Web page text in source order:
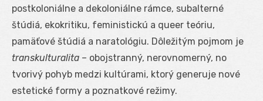
postkoloniálne a dekoloniálne rámce, subalterné
štúdiá, ekokritiku, feministickú a queer teóriu,
pamäťové štúdiá a naratológiu. Dôležitým pojmom je
transkulturalita – obojstranný, nerovnomerný, no
tvorivý pohyb medzi kultúrami, ktorý generuje nové
estetické formy a poznatkové režimy.